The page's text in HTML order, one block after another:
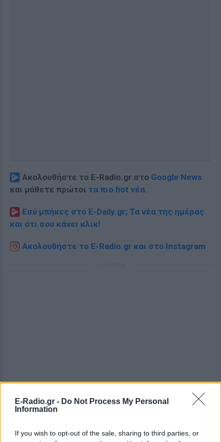
E-Radio.gr - Do Not Process My Personal
Information
If you wish to opt-out of the sale, sharing to third parties, or
Ακολουθήστε το E-Radio.gr στο Google News
και μάθετε πρώτοι τα πιο hot νέα.
Εσύ μπήκες στο E-Daily.gr; Τα νέα της ημέρας
και ότι σου κάνει κλικ!
Ακολουθήστε το E-Radio.gr και στο Instagram